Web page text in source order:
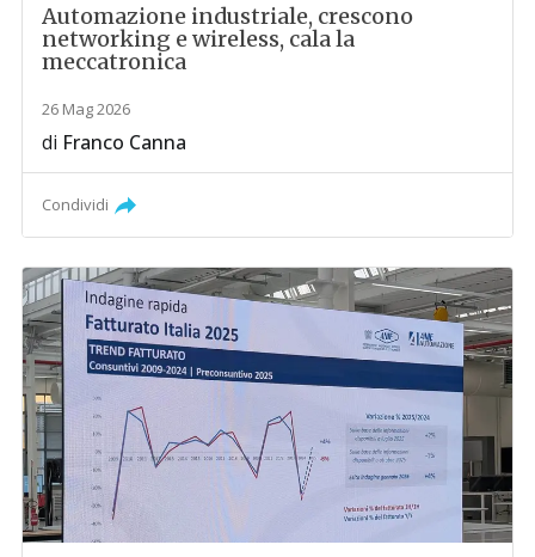
Automazione industriale, crescono
networking e wireless, cala la
meccatronica
26 Mag 2026
di Franco Canna
Condividi